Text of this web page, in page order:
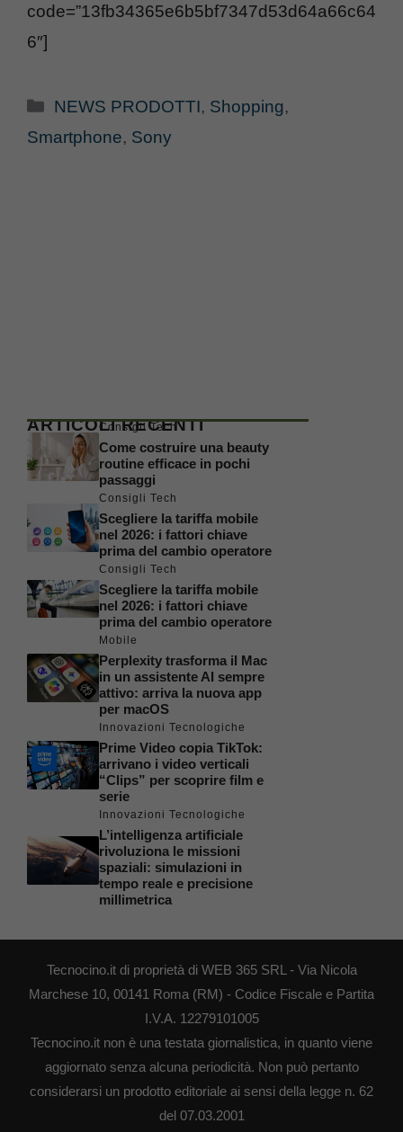
code=”13fb34365e6b5bf7347d53d64a66c64
6″]
Categorie
NEWS PRODOTTI, Shopping,
Smartphone, Sony
ARTICOLI RECENTI
Consigli Tech
Come costruire una beauty
routine efficace in pochi
passaggi
Consigli Tech
Scegliere la tariffa mobile
nel 2026: i fattori chiave
prima del cambio operatore
Consigli Tech
Scegliere la tariffa mobile
nel 2026: i fattori chiave
prima del cambio operatore
Mobile
Perplexity trasforma il Mac
in un assistente AI sempre
attivo: arriva la nuova app
per macOS
Innovazioni Tecnologiche
Prime Video copia TikTok:
arrivano i video verticali
“Clips” per scoprire film e
serie
Innovazioni Tecnologiche
L’intelligenza artificiale
rivoluziona le missioni
spaziali: simulazioni in
tempo reale e precisione
millimetrica
Tecnocino.it di proprietà di WEB 365 SRL - Via Nicola
Marchese 10, 00141 Roma (RM) - Codice Fiscale e Partita
I.V.A. 12279101005
Tecnocino.it non è una testata giornalistica, in quanto viene
aggiornato senza alcuna periodicità. Non può pertanto
considerarsi un prodotto editoriale ai sensi della legge n. 62
del 07.03.2001